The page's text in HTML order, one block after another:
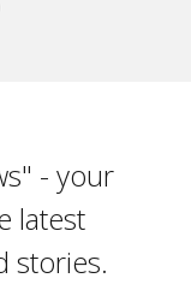
- your
latest
stories.